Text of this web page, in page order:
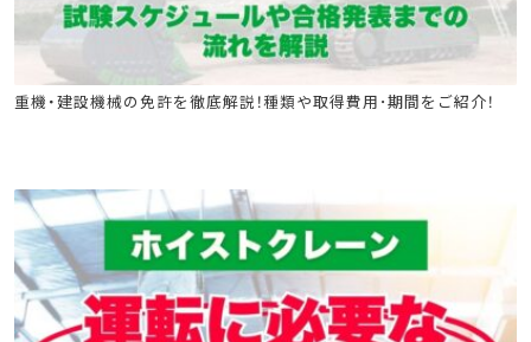
フォークリフト運転業務従事者安全衛生教育
ゴンドラ取扱い業務特別教育 巻上げ機の運転の業務に係る特別教育
移動式クレーンの運転特別教育 移動式クレーン運転士安全衛生教育
フォークリフト 玉掛け特別教育 玉掛け安全教育 高所作業車
クレーン ローラー特別教育 小型車両特別教育
重機・建設機械の免許を徹底解説！種類や取得費用･期間をご紹介！